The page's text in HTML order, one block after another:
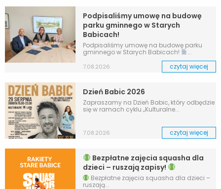
Podpisaliśmy umowę na budowę
parku gminnego w Starych
Babicach!
Podpisaliśmy umowę na budowę parku
gminnego w Starych Babicach!
...
7.08.2026 czytaj więcej
Dzień Babic 2026
Zapraszamy na Dzień Babic, który odbędzie
się w ramach cyklu „Kulturalne...
7.08.2026 czytaj więcej
Bezpłatne zajęcia squasha dla
dzieci – ruszają zapisy!
Bezpłatne zajęcia squasha dla dzieci –
ruszają...